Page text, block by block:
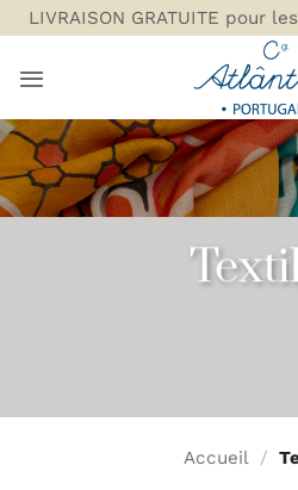
Passer
au
contenu
LIVRAISON GRATUITE pour
Accueil /